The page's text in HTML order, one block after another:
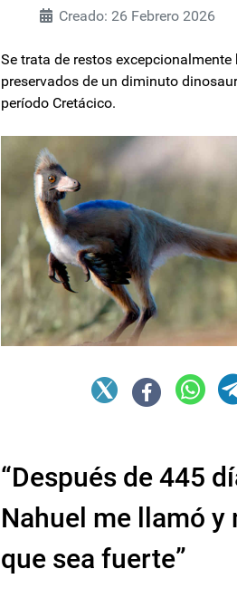
Creado: 26 Febrero 2026
Se trata de restos excepcionalmente
preservados de un diminuto
período Cretácico.
“Después de 445
Nahuel me llamó y
que sea fuerte”